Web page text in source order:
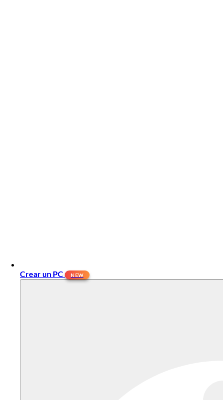
Crear un PC NEW